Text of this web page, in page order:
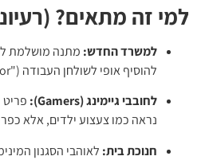
למי זה מתאים?
למשרד החדש: מתנה מושלמת
להוסיף אופי לשולחן העבודה ("Desktop Decor").
לחובבי גיימינג (Gamers):
נראה כמו צעצוע ילדים, אלא
חנוכת בית: לאוהבי הסגנון